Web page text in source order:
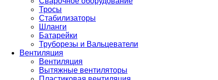
Тросы
Стабилизаторы
Шланги
Батарейки
Труборезы и Вальцеватели
Вентиляция
Вентиляция
Вытяжные вентиляторы